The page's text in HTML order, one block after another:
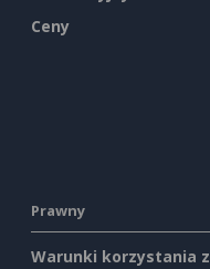
Ceny
Prawny
Warunki korzystania z